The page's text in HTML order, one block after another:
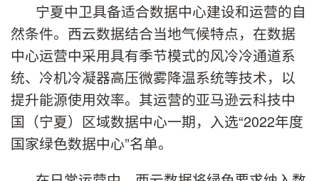
宁夏中卫具备适合数据中心建设和运营的自
然条件。西云数据结合当地气候特点，在数据
中心运营中采用具有季节模式的风冷冷通道系
统、冷机冷凝器高压微雾降温系统等技术，以
提升能源使用效率。其运营的亚马逊云科技中
国（宁夏）区域数据中心一期，入选“2022年度
国家绿色数据中心”名单。